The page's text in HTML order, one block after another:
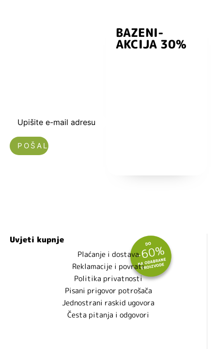
Upišite e-mail adresu
BAZENI-
AKCIJA 30%
Uvjeti kupnje
Plaćanje i dostava
Reklamacije i povrati
Politika privatnosti
Pisani prigovor potrošača
Jednostrani raskid ugovora
Česta pitanja i odgovori